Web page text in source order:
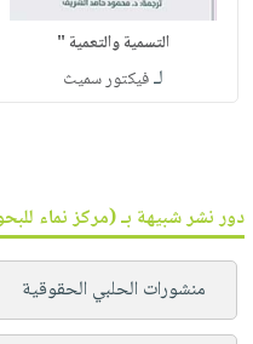
التسمية والتعمية "
لـفيكتور سميث
دور نشر شبيهة بـ (مركز نماء
منشورات الحلبي الحقوقية